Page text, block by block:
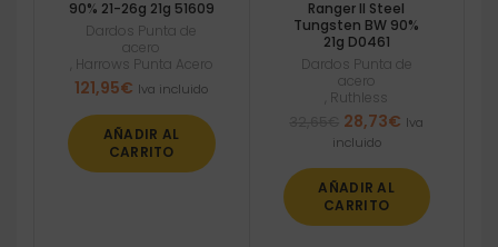
90% 21-26g 21g 51609
Dardos Punta de
acero
Harrows Punta Acero
121,95€ Iva incluido
AÑADIR AL
CARRITO
Ranger II Steel
Tungsten BW 90%
21g D0461
Dardos Punta de
acero
Ruthless
El
precio
era:
32,65€.
28,73€ El
es:
28,73€.
Iva
incluido
AÑADIR AL
CARRITO